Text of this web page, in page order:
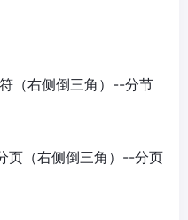
（右侧倒三角）--分节
页（右侧倒三角）--分页